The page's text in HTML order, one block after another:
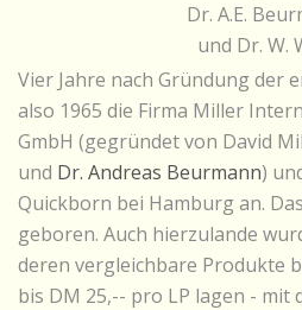
Dr. A.E.
und Dr. W.
Vier Jahre nach Gründung der
also 1965 die Firma Miller
GmbH (gegründet von David
und Dr. Andreas Beurmann)
Quickborn bei Hamburg an.
geboren. Auch hierzulande
deren vergleichbare Produkte
bis DM 25,-- pro LP lagen - mit